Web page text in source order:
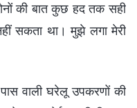
की बात कुछ हद तक सही
सकता था। मुझे लगा मेरी
वाली घरेलू उपकरणों की